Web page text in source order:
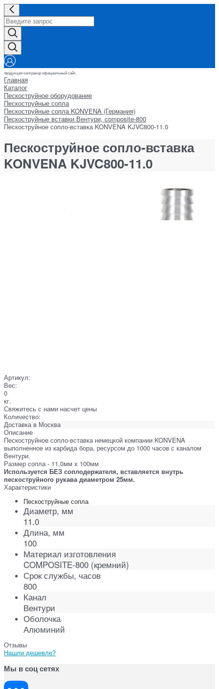
продукция контракор официальный сайт.
Главная
Каталог
Пескоструйное оборудование
Пескоструйные сопла
Пескоструйные сопла KONVENA (Германия)
Пескоструйные вставки Вентури, composite-800
Пескоструйное сопло-вставка KONVENA KJVC800-11.0
Пескоструйное сопло-вставка
KONVENA KJVC800-11.0
Артикул:
Вес:
0
кг.
Свяжитесь с нами насчет цены
Количество:
Доставка в Москва
Описание
Пескоструйное сопло-вставка немецкой компании KONVENA
выполненное из карбида бора, ресурсом до 1000 часов с каналом
Вентури.
Размер сопла - 11,0мм х 100мм
Используется БЕЗ соплодержателя, вставляется внутрь
пескоструйного рукава диаметром 25мм.
Характеристики
Пескоструйные сопла
Диаметр, мм
11.0
Длина, мм
100
Материал изготовления
COMPOSITE-800 (кремний)
Срок службы, часов
800
Канал
Вентури
Оболочка
Алюминий
Отзывы
Нашли дешевле?
Мы в соц сетях